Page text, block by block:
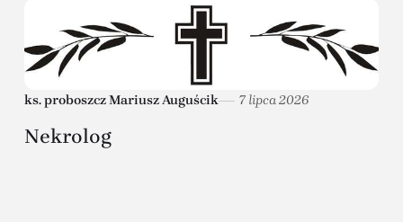
ks. proboszcz Mariusz Auguścik 7 lipca 2026
Nekrolog